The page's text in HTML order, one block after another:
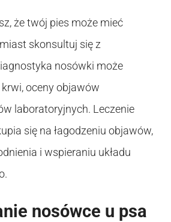
że twój pies może mieć
skonsultuj się z
nosówki może
oceny objawów
laboratoryjnych. Leczenie
się na łagodzeniu objawów,
i wspieraniu układu
nosówce u psa